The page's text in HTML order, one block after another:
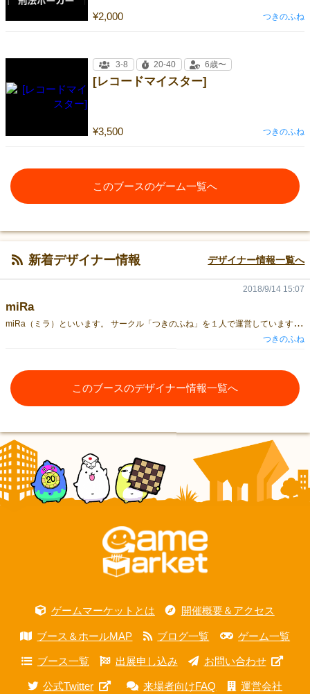
¥2,000 つきのふね
[レコードマイスター]
¥3,500
3-8 20-40 6歳〜
つきのふね
このブースのゲーム一覧へ
新着デザイナー情報 デザイナー情報一覧へ
miRa
m
iRa（ミラ）といいます。 サークル「つきのふね」を１人で運営しています。有志のお手伝いさんに助けてもらいながら、TRPGのオリジナルのシステム・ボードゲーム・クトゥルフ神話TRPGのシナリオを作っています。その他にもTRPGプレイヤーのためのユーティリティ素材など、もっとTRPGが楽しくなるようなものを発信したいと思っています。皆さんの生活がより豊かで楽しいものになるお手伝いができればと思っています！座右の銘は「人生好きなことをして生きる」です。
2018/9/14 15:07
つきのふね
このブースのデザイナー情報一覧へ
ゲームマーケットとは 開催概要＆アクセス
ブース＆ホールMAP ブログ一覧 ゲーム一覧
ブース一覧 出展申し込み お問い合わせ
公式Twitter 来場者向けFAQ 運営会社